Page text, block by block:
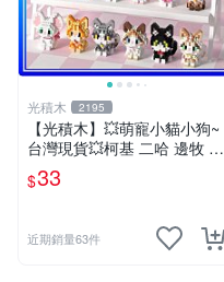
光積木 2195
【光積木】💥萌寵小貓小狗~
台灣現貨💥柯基 二哈 邊牧 臘
腸 暹羅 拿破侖 美短 奶牛 鑽
石微型積木 生日禮物
$33
近期銷量63件